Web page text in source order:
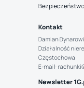
Bezpieczeństwo
Kontakt
Damian
Działalność
Częstochowa
E-mail:
Newsletter